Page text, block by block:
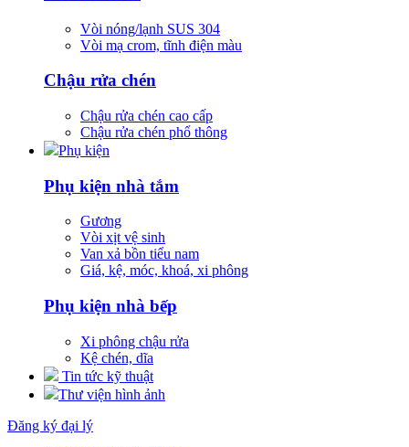
Vòi nóng/lạnh SUS 304
Vòi mạ crom, tĩnh điện màu
Chậu rửa chén
Chậu rửa chén cao cấp
Chậu rửa chén phổ thông
Phụ kiện
Phụ kiện nhà tắm
Gương
Vòi xịt vệ sinh
Van xả bồn tiểu nam
Giá, kệ, móc, khoá, xi phông
Phụ kiện nhà bếp
Xi phông chậu rửa
Kệ chén, dĩa
Tin tức kỹ thuật
Thư viện hình ảnh
Đăng ký đại lý